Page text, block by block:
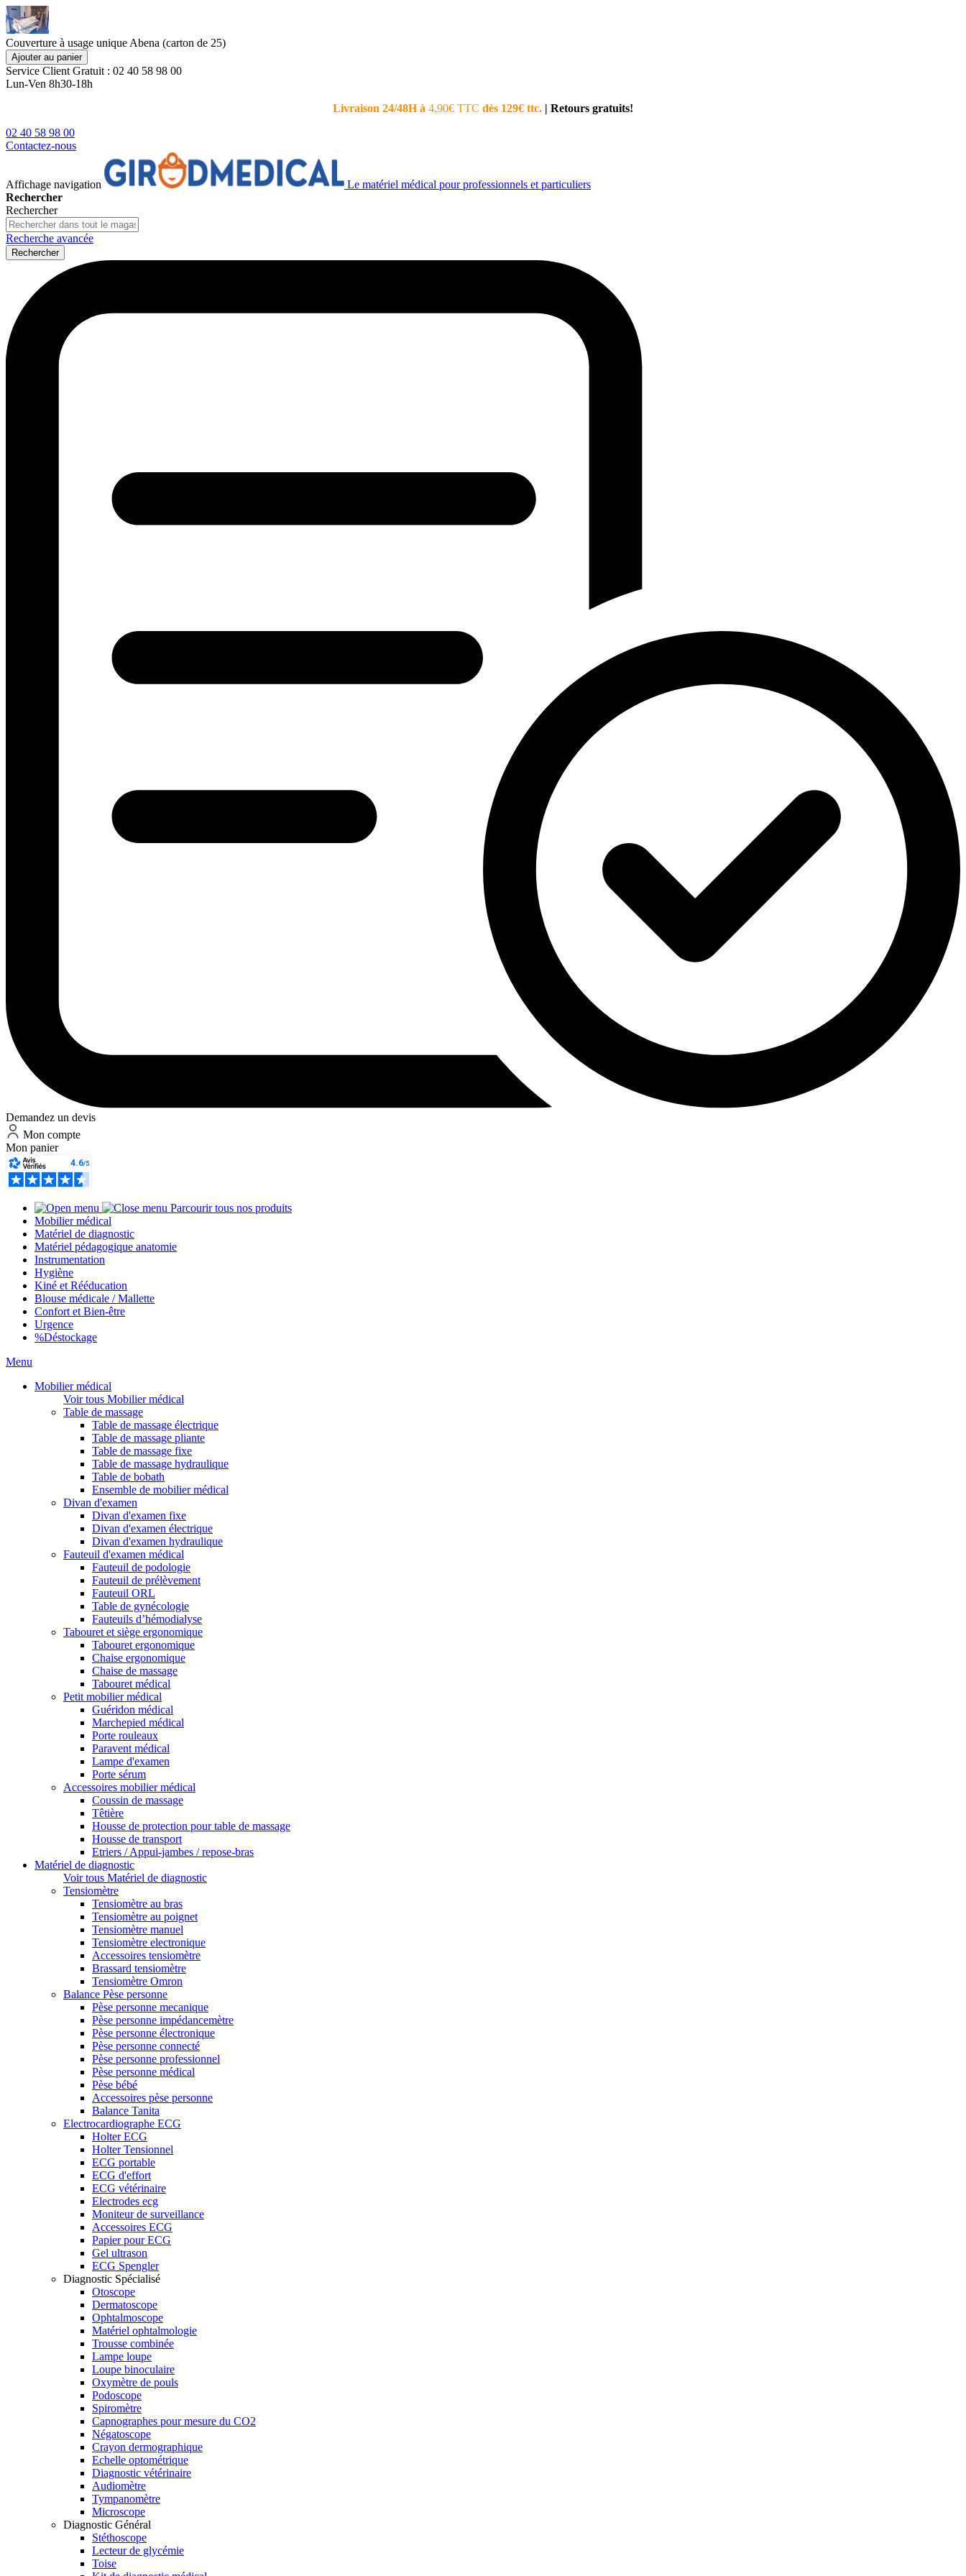
Couverture à usage unique Abena (carton de 25)
Ajouter au panier
Service Client Gratuit : 02 40 58 98 00
Lun-Ven 8h30-18h
Livraison 24/48H à 4,90€ TTC dès 129€ ttc. | Retours gratuits!
02 40 58 98 00
Contactez-nous
Affichage navigation
Le matériel médical pour professionnels et particuliers
Rechercher
Rechercher
Recherche avancée
Rechercher
Demandez un devis
Mon compte
Mon panier
Parcourir tous nos produits
Mobilier médical
Matériel de diagnostic
Matériel pédagogique anatomie
Instrumentation
Hygiène
Kiné et Rééducation
Blouse médicale / Mallette
Confort et Bien-être
Urgence
%Déstockage
Menu
Mobilier médical
Voir tous Mobilier médical
Table de massage
Table de massage électrique
Table de massage pliante
Table de massage fixe
Table de massage hydraulique
Table de bobath
Ensemble de mobilier médical
Divan d'examen
Divan d'examen fixe
Divan d'examen électrique
Divan d'examen hydraulique
Fauteuil d'examen médical
Fauteuil de podologie
Fauteuil de prélèvement
Fauteuil ORL
Table de gynécologie
Fauteuils d’hémodialyse
Tabouret et siège ergonomique
Tabouret ergonomique
Chaise ergonomique
Chaise de massage
Tabouret médical
Petit mobilier médical
Guéridon médical
Marchepied médical
Porte rouleaux
Paravent médical
Lampe d'examen
Porte sérum
Accessoires mobilier médical
Coussin de massage
Têtière
Housse de protection pour table de massage
Housse de transport
Etriers / Appui-jambes / repose-bras
Matériel de diagnostic
Voir tous Matériel de diagnostic
Tensiomètre
Tensiomètre au bras
Tensiomètre au poignet
Tensiomètre manuel
Tensiomètre electronique
Accessoires tensiomètre
Brassard tensiomètre
Tensiomètre Omron
Balance Pèse personne
Pèse personne mecanique
Pèse personne impédancemètre
Pèse personne électronique
Pèse personne connecté
Pèse personne professionnel
Pèse personne médical
Pèse bébé
Accessoires pèse personne
Balance Tanita
Electrocardiographe ECG
Holter ECG
Holter Tensionnel
ECG portable
ECG d'effort
ECG vétérinaire
Electrodes ecg
Moniteur de surveillance
Accessoires ECG
Papier pour ECG
Gel ultrason
ECG Spengler
Diagnostic Spécialisé
Otoscope
Dermatoscope
Ophtalmoscope
Matériel ophtalmologie
Trousse combinée
Lampe loupe
Loupe binoculaire
Oxymètre de pouls
Podoscope
Spiromètre
Capnographes pour mesure du CO2
Négatoscope
Crayon dermographique
Echelle optométrique
Diagnostic vétérinaire
Audiomètre
Tympanomètre
Microscope
Diagnostic Général
Stéthoscope
Lecteur de glycémie
Toise